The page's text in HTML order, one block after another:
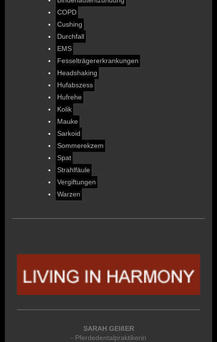
COPD
Cushing
Durchfall
EMS
Fesselträgererkrankungen
Headshaking
Hufabszess
Hufrehe
Kolik
Mauke
Sarkoid
Sommerekzem
Spat
Strahlfäule
Vergiftungen
Warzen
SARAH GEIßER
- Pferdedentalpraktikerin